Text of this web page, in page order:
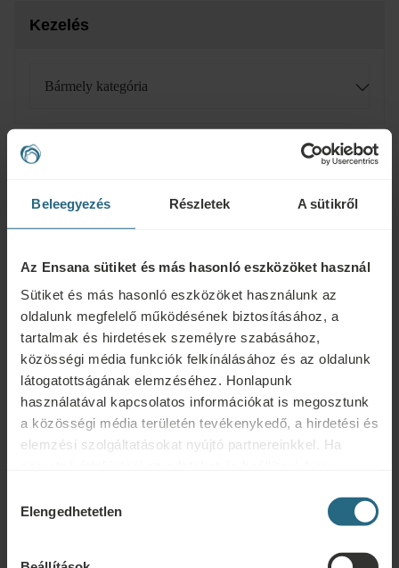
Beleegyezés Részletek A sütikről
Az Ensana sütiket és más hasonló eszközöket használ
Sütiket és más hasonló eszközöket használunk az
oldalunk megfelelő működésének biztosításához, a
tartalmak és hirdetések személyre szabásához,
közösségi média funkciók felkínálásához és az oldalunk
látogatottságának elemzéséhez. Honlapunk
használatával kapcsolatos információkat is megosztunk
a közösségi média területén tevékenykedő, a hirdetési és
elemzési szolgáltatásokat nyújtó partnereinkkel. Ha
eszközöket, kérjük, folytassa a "Részletek" gombra
kiválasztása
Elengedhetetlen
Kezelés
Bármely kategória
PDF áttekintés letöltése
Természetes bőrápolás
Aromamasszázs
Masszázsok és rituálék
Egyéni kezelési időtartam 25 perc
Egyéni kezelési időtartam 50 perc
Egyéni kezelés időtartam 75 perc
Ensana szállodáinkkal vagy szolgáltatásainkkal kapcsolatos kérdéseivel
forduljon hozzánk bizalommal. A hűségprogramunkkal kapcsolatos